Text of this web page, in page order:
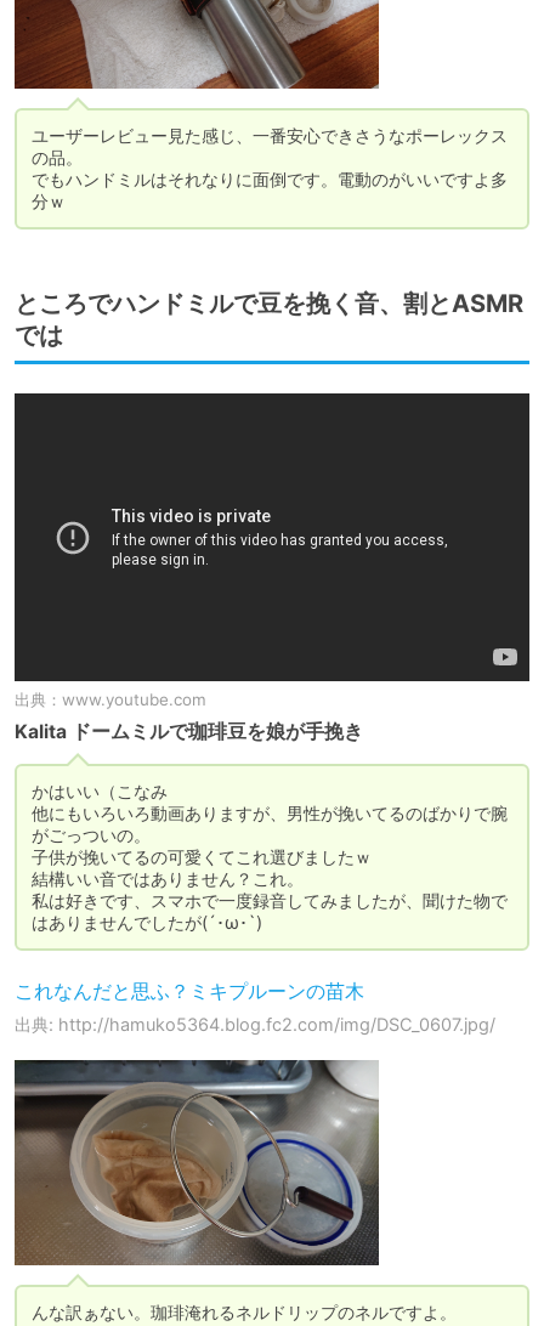
ユーザーレビュー見た感じ、一番安心できさうなポーレックス
の品。
でもハンドミルはそれなりに面倒です。電動のがいいですよ多
分ｗ
ところでハンドミルで豆を挽く音、割とASMR
では
出典： www.youtube.com
Kalita ドームミルで珈琲豆を娘が手挽き
かはいい（こなみ
他にもいろいろ動画ありますが、男性が挽いてるのばかりで腕
がごっついの。
子供が挽いてるの可愛くてこれ選びましたｗ
結構いい音ではありません？これ。
私は好きです、スマホで一度録音してみましたが、聞けた物で
はありませんでしたが(´･ω･`)
これなんだと思ふ？ミキプルーンの苗木
出典: http://hamuko5364.blog.fc2.com/img/DSC_0607.jpg/
んな訳ぁない。珈琲淹れるネルドリップのネルですよ。